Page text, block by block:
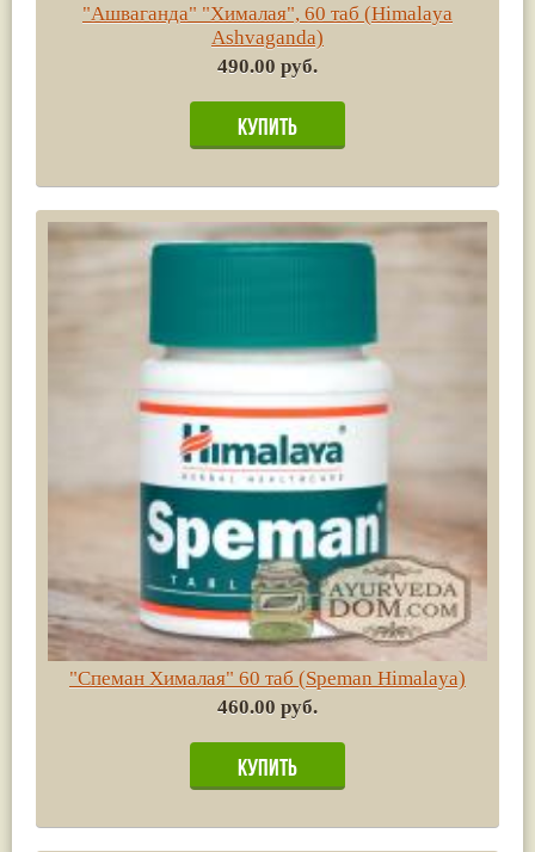
"Ашваганда" "Хималая", 60 таб (Himalaya
Ashvaganda)
490.00 руб.
"Спеман Хималая" 60 таб (Speman Himalaya)
460.00 руб.